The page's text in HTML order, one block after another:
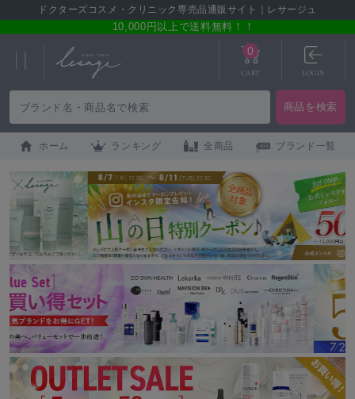
ドクターズコスメ・クリニック専売品通販サイト｜レサージュ
10,000円以上で送料無料！！
0
CART LOGIN
ホーム ランキング 全商品 ブランド一覧